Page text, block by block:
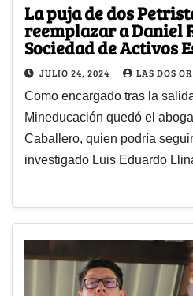
La puja de dos
reemplazar a Daniel
Sociedad de Activos
JULIO 24, 2024 LAS DOS
Como encargado tras la
Mineducación quedó el
Caballero, quien podría
investigado Luis Eduardo